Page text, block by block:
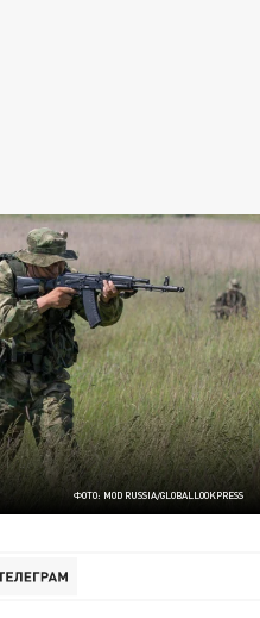
ФОТО: MOD RUSSIA/GLOBALLOOKPRESS